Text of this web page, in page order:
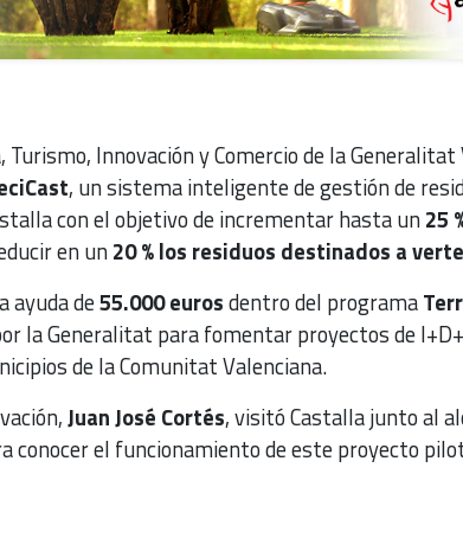
Turismo, Innovación y Comercio de la Generalitat
, un sistema inteligente de gestión de
con el objetivo de incrementar hasta un25
en un20 % los residuos destinados a
ayuda de55.000 eurosdentro del programa
la Generalitat para fomentar proyectos de
de la Comunitat Valenciana.
Juan José Cortés, visitó Castalla junto al
conocer el funcionamiento de este proyecto